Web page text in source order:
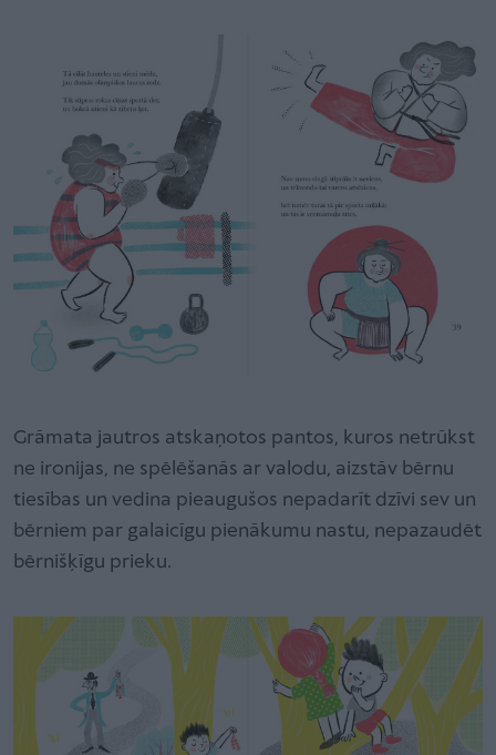
Grāmata jautros atskaņotos pantos, kuros netrūkst
ne ironijas, ne spēlēšanās ar valodu, aizstāv bērnu
tiesības un vedina pieaugušos nepadarīt dzīvi sev un
bērniem par galaicīgu pienākumu nastu, nepazaudēt
bērnišķīgu prieku.